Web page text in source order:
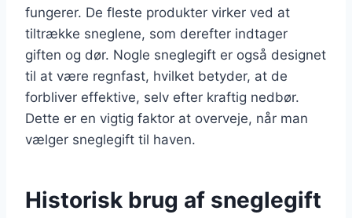
fungerer. De fleste produkter virker ved at
tiltrække sneglene, som derefter indtager
giften og dør. Nogle sneglegift er også designet
til at være regnfast, hvilket betyder, at de
forbliver effektive, selv efter kraftig nedbør.
Dette er en vigtig faktor at overveje, når man
vælger sneglegift til haven.
Historisk brug af sneglegift